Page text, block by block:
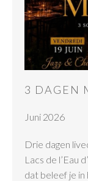
3 DAGEN
Juni 2026
Drie dagen
Lacs de l’Eau
dat beleef je in